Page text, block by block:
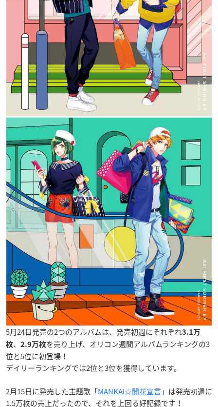
5月24日発売の2つのアルバムは、発売初週にそれぞれ3.1万
枚、 2.9万枚を売り上げ、オリコン週間アルバムランキングの3
位と5位に初登場！
デイリーランキングでは2位と3位を獲得しています。
2月15日に発売した主題歌「MANKAI☆開花宣言」は発売初週に
1.5万枚の売上だったので、それを上回る好記録です！